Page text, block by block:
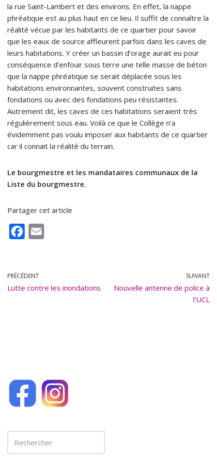
la rue Saint-Lambert et des environs. En effet, la nappe
phréatique est au plus haut en ce lieu. Il suffit de connaître la
réalité vécue par les habitants de ce quartier pour savoir
que les eaux de source affleurent parfois dans les caves de
leurs habitations. Y créer un bassin d’orage aurait eu pour
conséquence d’enfouir sous terre une telle masse de béton
que la nappe phréatique se serait déplacée sous les
habitations environnantes, souvent construites sans
fondations ou avec des fondations peu résistantes.
Autrement dit, les caves de ces habitations seraient très
régulièrement sous eau. Voilà ce que le Collège n’a
évidemment pas voulu imposer aux habitants de ce quartier
car il connait la réalité du terrain.
Le bourgmestre et les mandataires communaux de la
Liste du bourgmestre.
Partager cet article
F
b
o
PRÉCÉDENT
Lutte contre les inondations
SUIVANT
Nouvelle antenne de police à
l’UCL